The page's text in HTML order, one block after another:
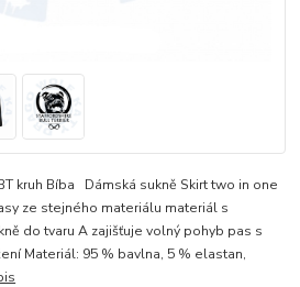
kruh Bíba Dámská sukně Skirt two in one
ze stejného materiálu materiál s
do tvaru A zajišťuje volný pohyb pas s
Materiál: 95 % bavlna, 5 % elastan,